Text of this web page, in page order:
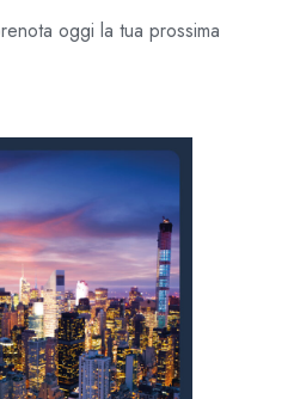
oggi la tua prossima